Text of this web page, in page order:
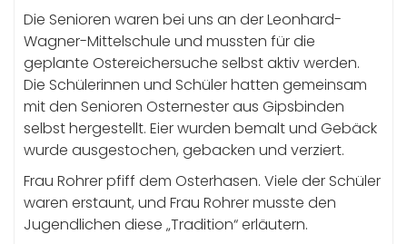
Die Senioren waren bei uns an der Leonhard-
Wagner-Mittelschule und mussten für die
geplante Ostereichersuche selbst aktiv werden.
Die Schülerinnen und Schüler hatten gemeinsam
mit den Senioren Osternester aus Gipsbinden
selbst hergestellt. Eier wurden bemalt und Gebäck
wurde ausgestochen, gebacken und verziert.
Frau Rohrer pfiff dem Osterhasen. Viele der Schüler
waren erstaunt, und Frau Rohrer musste den
Jugendlichen diese „Tradition“ erläutern.